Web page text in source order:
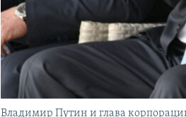
Владимир Путин и глава